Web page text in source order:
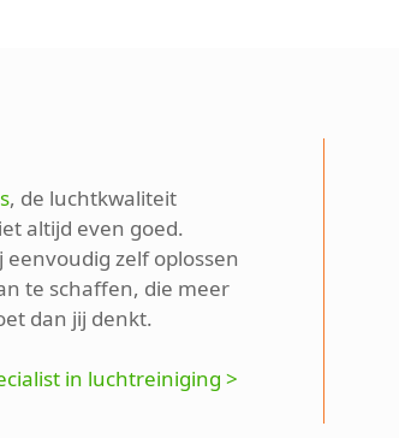
, de luchtkwaliteit
altijd even goed.
zelf oplossen
te schaffen, die meer
dan jij denkt.
in luchtreiniging >